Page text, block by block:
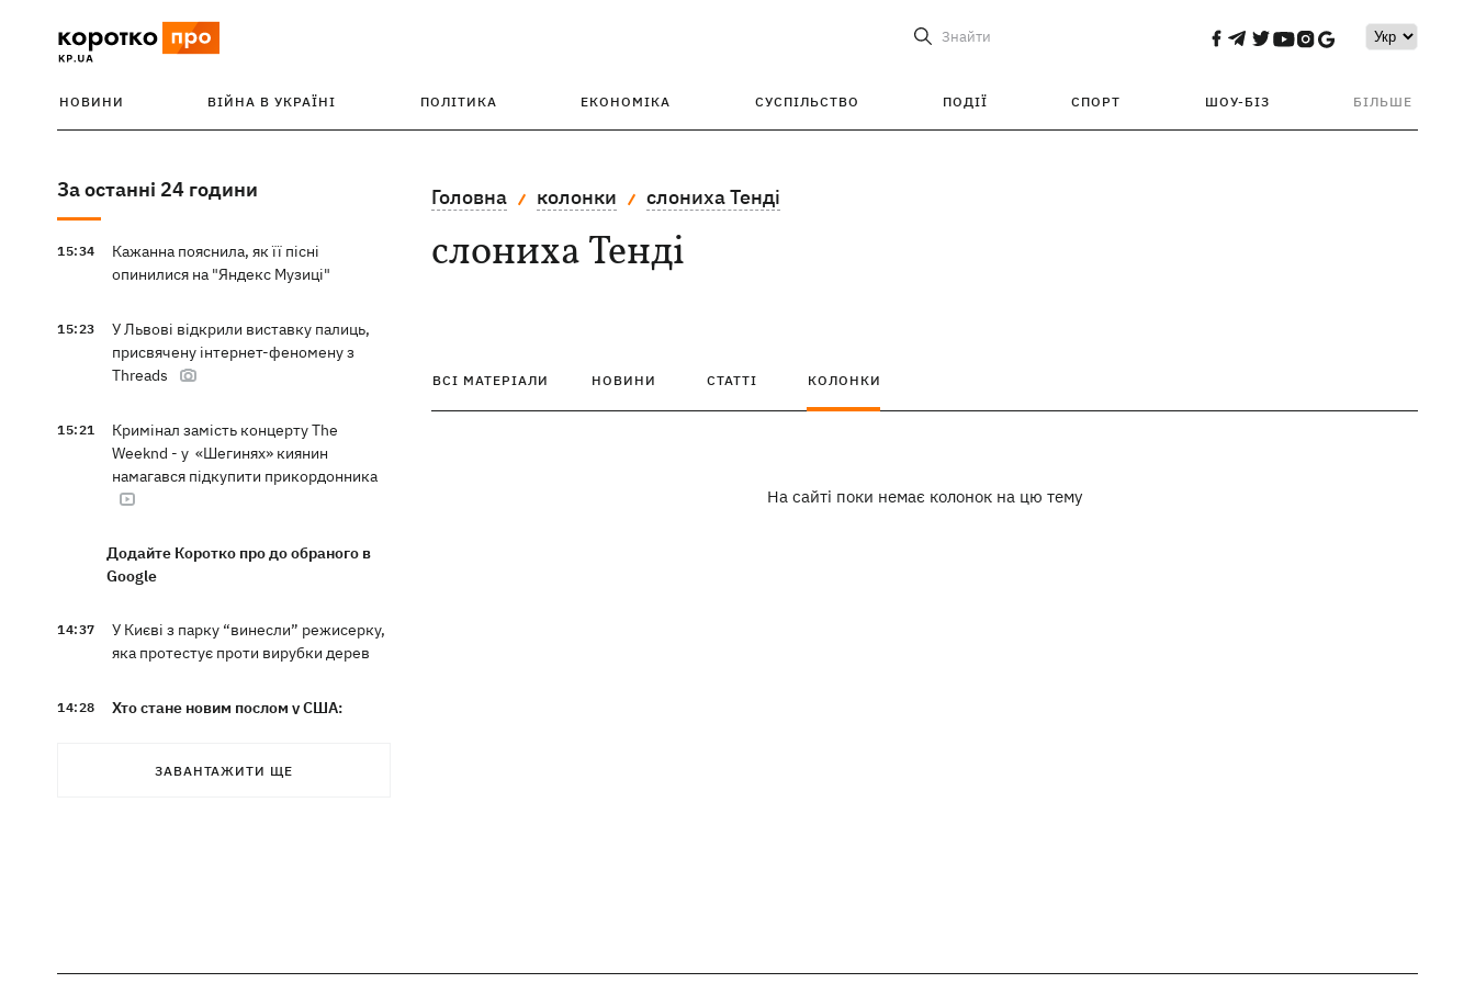
Знайти
НОВИНИ ВІЙНА В УКРАЇНІ ПОЛІТИКА ЕКОНОМІКА СУСПІЛЬСТВО ПОДІЇ СПОРТ ШОУ-БІЗ БІЛЬШЕ
За останні 24 години
15:34
Кажанна пояснила, як її пісні
опинилися на "Яндекс Музиці"
15:23
У Львові відкрили виставку палиць,
присвячену інтернет-феномену з
Threads
15:21
Кримінал замість концерту The
Weeknd - у «Шегинях» киянин
намагався підкупити прикордонника
Додайте Коротко про до обраного в
Google
14:37
У Києві з парку “винесли” режисерку,
яка протестує проти вирубки дерев
14:28
Хто стане новим послом у США:
ЗАВАНТАЖИТИ ЩЕ
Головна колонки слониха Тенді
слониха Тенді
ВСІ МАТЕРІАЛИ НОВИНИ СТАТТІ КОЛОНКИ
На сайті поки немає колонок на цю тему